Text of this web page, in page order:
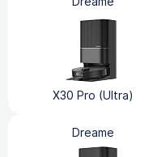
X30 Pro (Ultra)
Dreame